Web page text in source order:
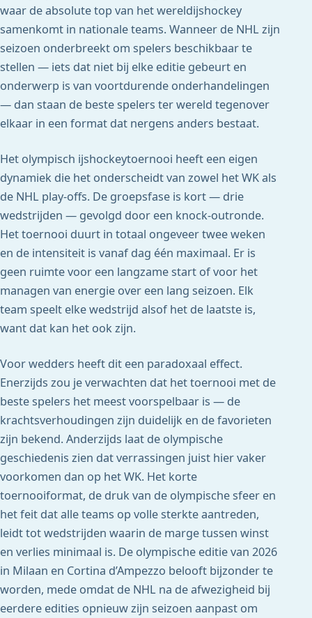
waar de absolute top van het wereldijshockey
samenkomt in nationale teams. Wanneer de NHL zijn
seizoen onderbreekt om spelers beschikbaar te
stellen — iets dat niet bij elke editie gebeurt en
onderwerp is van voortdurende onderhandelingen
— dan staan de beste spelers ter wereld tegenover
elkaar in een format dat nergens anders bestaat.
Het olympisch ijshockeytoernooi heeft een eigen
dynamiek die het onderscheidt van zowel het WK als
de NHL play-offs. De groepsfase is kort — drie
wedstrijden — gevolgd door een knock-outronde.
Het toernooi duurt in totaal ongeveer twee weken
en de intensiteit is vanaf dag één maximaal. Er is
geen ruimte voor een langzame start of voor het
managen van energie over een lang seizoen. Elk
team speelt elke wedstrijd alsof het de laatste is,
want dat kan het ook zijn.
Voor wedders heeft dit een paradoxaal effect.
Enerzijds zou je verwachten dat het toernooi met de
beste spelers het meest voorspelbaar is — de
krachtsverhoudingen zijn duidelijk en de favorieten
zijn bekend. Anderzijds laat de olympische
geschiedenis zien dat verrassingen juist hier vaker
voorkomen dan op het WK. Het korte
toernooiformat, de druk van de olympische sfeer en
het feit dat alle teams op volle sterkte aantreden,
leidt tot wedstrijden waarin de marge tussen winst
en verlies minimaal is. De olympische editie van 2026
in Milaan en Cortina d’Ampezzo belooft bijzonder te
worden, mede omdat de NHL na de afwezigheid bij
eerdere edities opnieuw zijn seizoen aanpast om